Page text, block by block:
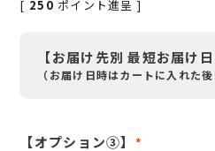
[ 250 ポイント進呈 ]
【お届け先別 最短お届け日
（お届け日時はカートに入れた
【オプション③】